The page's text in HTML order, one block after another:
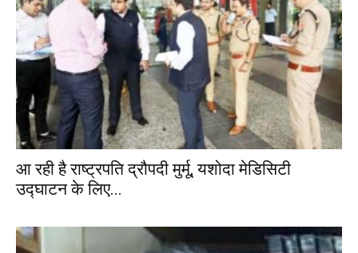
आ रही है राष्ट्रपति द्रौपदी मुर्मू, यशोदा मेडिसिटी
उद्घाटन के लिए...